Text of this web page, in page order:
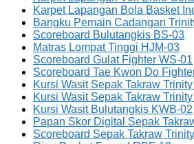
Karpet Lapangan Bola Basket
Bangku Pemain Cadangan
Scoreboard Bulutangkis BS-03
Matras Lompat Tinggi HJM-03
Scoreboard Gulat Fighter WS-01
Scoreboard Tae Kwon Do
Kursi Wasit Sepak Takraw
Kursi Wasit Sepak Takraw
Kursi Wasit Bulutangkis KWB-02
Papan Skor Digital Sepak
Scoreboard Sepak Takraw